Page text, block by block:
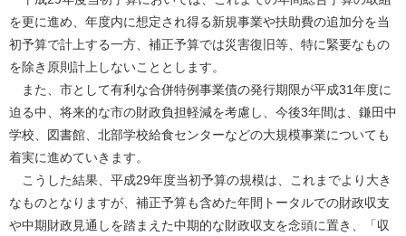
を更に進め、年度内に想定され得る新規事業や扶助費の追加分を当
初予算で計上する一方、補正予算では災害復旧等、特に緊要なもの
を除き原則計上しないこととします。
また、市として有利な合併特例事業債の発行期限が平成31年度に
迫る中、将来的な市の財政負担軽減を考慮し、今後3年間は、鎌田中
学校、図書館、北部学校給食センターなどの大規模事業についても
着実に進めていきます。
こうした結果、平成29年度当初予算の規模は、これまでより大き
なものとなりますが、補正予算も含めた年間トータルでの財政収支
や中期財政見通しを踏まえた中期的な財政収支を念頭に置き、「収